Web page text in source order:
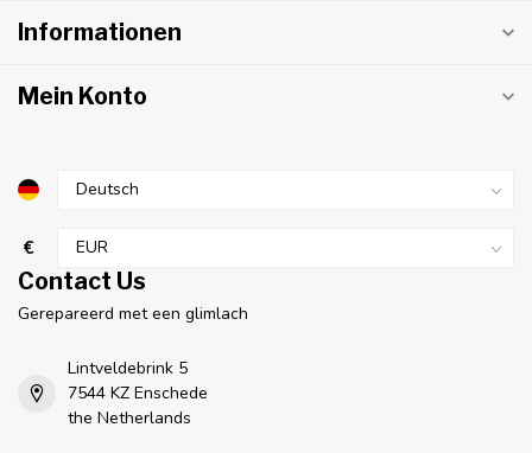
Informationen
Mein Konto
€
Contact Us
Gerepareerd met een glimlach
Lintveldebrink 5
7544 KZ Enschede
the Netherlands